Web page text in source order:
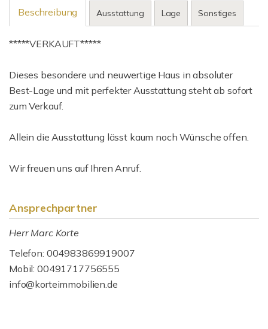
Beschreibung Ausstattung Lage Sonstiges
*****VERKAUFT*****
Dieses besondere und neuwertige Haus in absoluter
Best-Lage und mit perfekter Ausstattung steht ab sofort
zum Verkauf.
Allein die Ausstattung lässt kaum noch Wünsche offen.
Wir freuen uns auf Ihren Anruf.
Ansprechpartner
Herr Marc Korte
Telefon: 004983869919007
Mobil: 00491717756555
info@korteimmobilien.de